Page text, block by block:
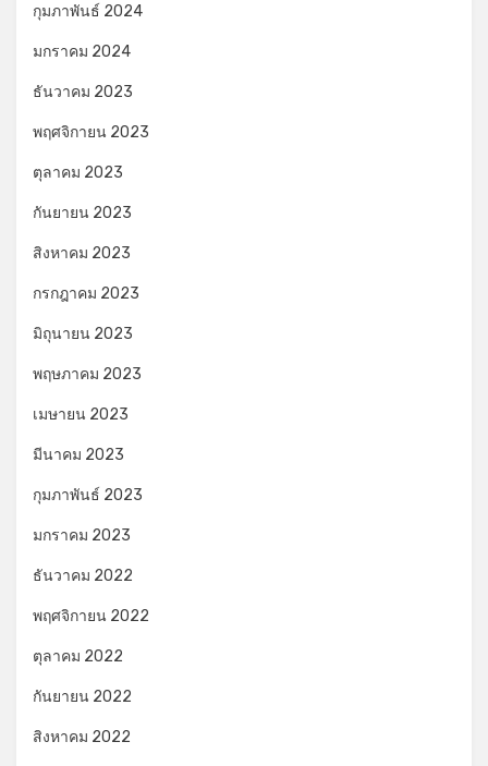
กุมภาพันธ์ 2024
มกราคม 2024
ธันวาคม 2023
พฤศจิกายน 2023
ตุลาคม 2023
กันยายน 2023
สิงหาคม 2023
กรกฎาคม 2023
มิถุนายน 2023
พฤษภาคม 2023
เมษายน 2023
มีนาคม 2023
กุมภาพันธ์ 2023
มกราคม 2023
ธันวาคม 2022
พฤศจิกายน 2022
ตุลาคม 2022
กันยายน 2022
สิงหาคม 2022